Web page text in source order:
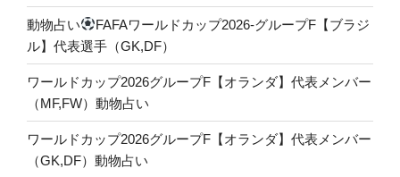
動物占い
FAFAワールドカップ2026-グループF【ブラジ
ル】代表選手（GK,DF）
ワールドカップ2026グループF【オランダ】代表メンバー
（MF,FW）動物占い
ワールドカップ2026グループF【オランダ】代表メンバー
（GK,DF）動物占い